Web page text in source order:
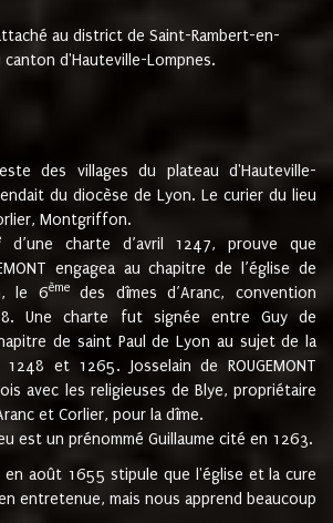
au district de Saint-Rambert-en-
d'Hauteville-Lompnes.
des villages du plateau d'Hauteville-
du diocèse de Lyon. Le curier du lieu
Montgriffon.
d’une charte d’avril 1247, prouve que
engagea au chapitre de l’église de
le 6èmedes dîmes d’Aranc, convention
Une charte fut signée entre Guy de
de saint Paul de Lyon au sujet de la
et 1265. Josselain de ROUGEMONT
avec les religieuses de Blye, propriétaire
et Corlier, pour la dîme.
est un prénommé Guillaume cité en 1263.
août 1655 stipule que l'église et la cure
entretenue, mais nous apprend beaucoup